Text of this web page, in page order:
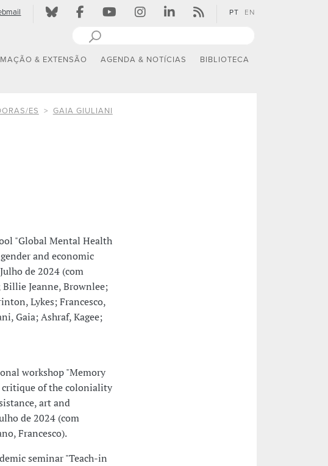
PT EN
& EXTENSÃO AGENDA & NOTÍCIAS BIBLIOTECA
ES
GAIA GIULIANI
"Global Mental Health
and economic
de 2024 (com
Jeanne, Brownlee;
Lykes; Francesco,
Gaia; Ashraf, Kagee;
workshop "Memory
critique of the coloniality
art and
de 2024 (com
Francesco).
seminar "Teach-in